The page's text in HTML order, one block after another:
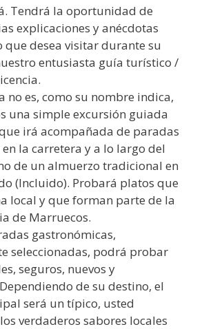
Tendrá la oportunidad de
explicaciones y anécdotas
que desea visitar durante su
entusiasta guía turístico /
no es, como su nombre indica,
una simple excursión guiada
irá acompañada de paradas
la carretera y a lo largo del
de un almuerzo tradicional en
(Incluido). Probará platos que
local y que forman parte de la
de Marruecos.
gastronómicas,
seleccionadas, podrá probar
seguros, nuevos y
de su destino, el
será un típico, usted
verdaderos sabores locales